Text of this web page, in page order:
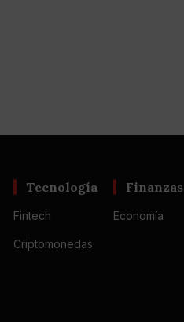
Tecnología
Fintech
Criptomonedas
Finanzas
Economía